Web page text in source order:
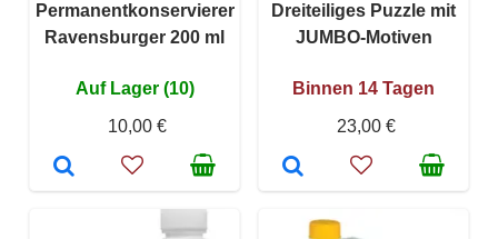
Permanentkonservierer
Ravensburger 200 ml
Auf Lager (10)
10,00 €
Dreiteiliges Puzzle mit
JUMBO-Motiven
Binnen 14 Tagen
23,00 €